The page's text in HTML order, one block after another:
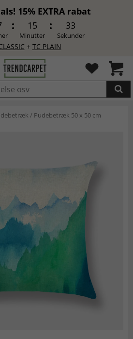
15% EXTRA rabat
15
Minutter
32
Sekunder
+ TC PLAIN
I INDKØBSKURVEN.
/ Pudebetræk 50 x 50 cm